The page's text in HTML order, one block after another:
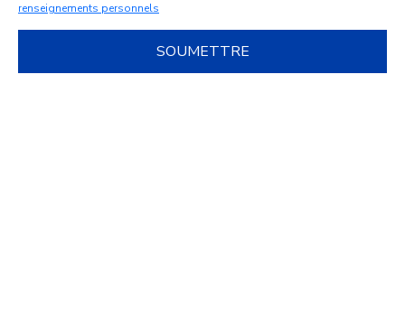
renseignements personnels
SOUMETTRE